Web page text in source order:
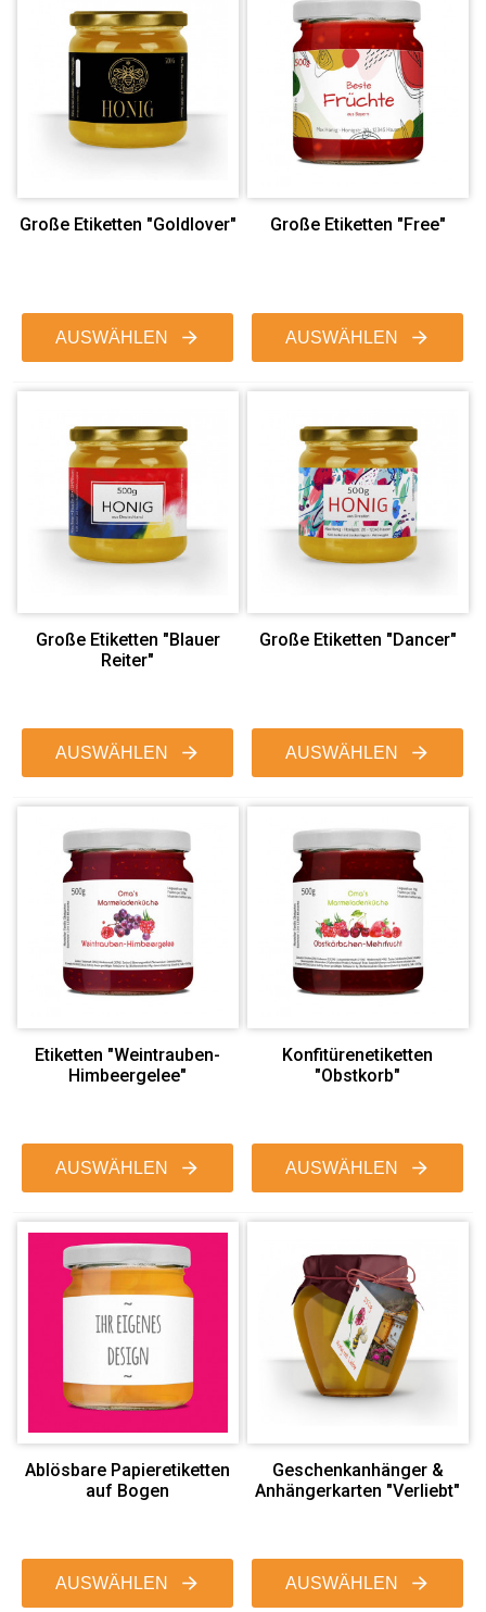
Große Etiketten "Goldlover"
AUSWÄHLEN
Große Etiketten "Free"
AUSWÄHLEN
Große Etiketten "Blauer
Reiter"
AUSWÄHLEN
Große Etiketten "Dancer"
AUSWÄHLEN
Etiketten "Weintrauben-
Himbeergelee"
AUSWÄHLEN
Konfitürenetiketten
"Obstkorb"
AUSWÄHLEN
Ablösbare Papieretiketten
auf Bogen
AUSWÄHLEN
Geschenkanhänger &
Anhängerkarten "Verliebt"
AUSWÄHLEN